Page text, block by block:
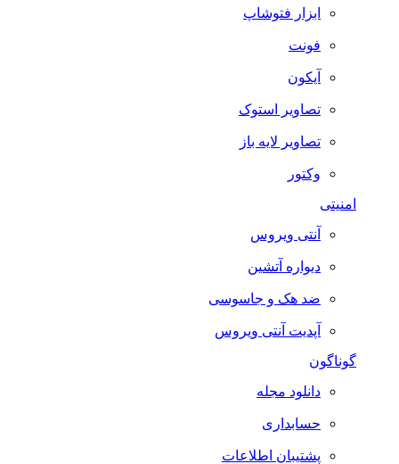
ابزار فتوشاپ
فونت
آیکون
تصاویر استوک
تصاویر لایه باز
وکتور
آنتی ویروس
دیواره آتشین
ضد هک و جاسوسی
آپدیت آنتی ویروس
گوناگون
دانلود مجله
حسابداری
پشتیبان اطلاعات